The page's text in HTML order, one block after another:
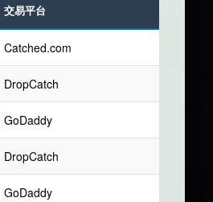
交易平台
Catched.com
DropCatch
GoDaddy
DropCatch
GoDaddy